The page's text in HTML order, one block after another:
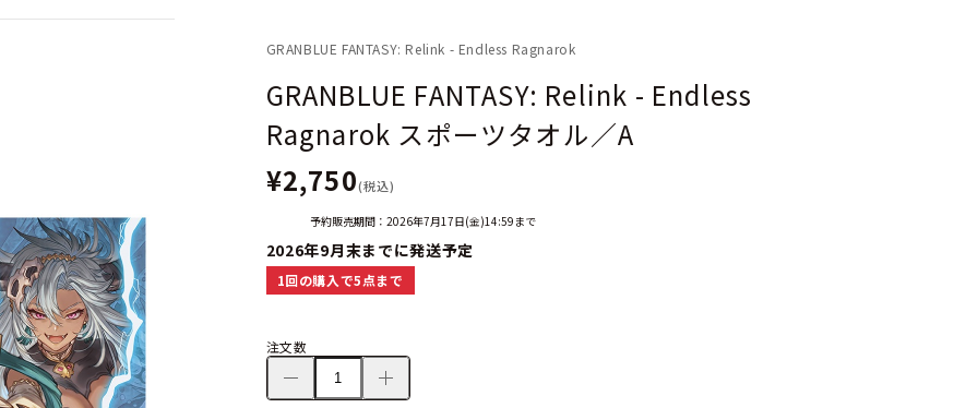
カードスリーブ・カード収納ケース
ラバーマット・マウスパッド
アパレル小物
アクセサリー
コミック・小説
その他グッズ
GRANBLUE FANTASY: Relink - Endless Ragnarok
GRANBLUE FANTASY: Relink - Endless
Ragnarok スポーツタオル／A
¥2,750(税込)
予約販売期間：2026年7月17日(金)14:59まで
2026年9月末までに発送予定
1回の購入で5点まで
注文数